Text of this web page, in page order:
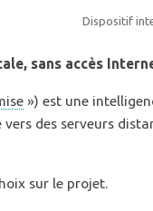
Dispositif
sans accès
») est une
des serveurs
sur le projet.